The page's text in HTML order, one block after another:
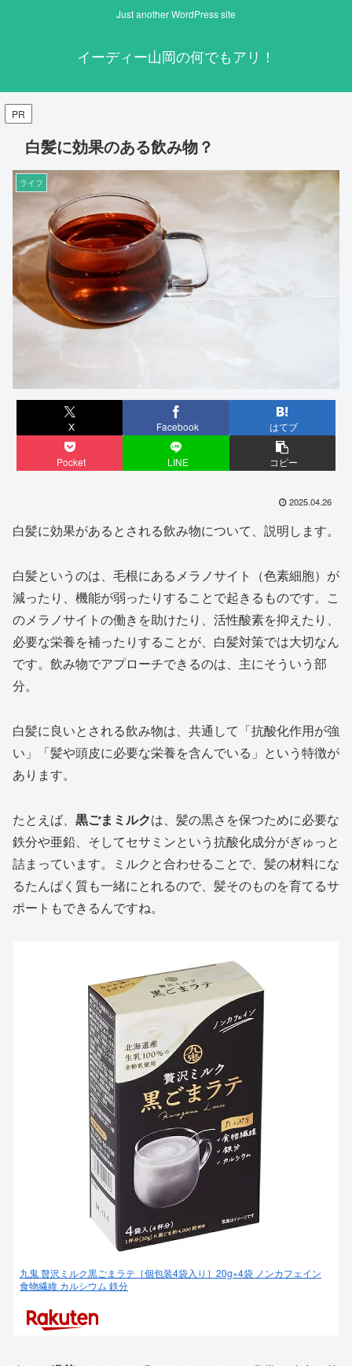
Just another WordPress site
イーディー山岡の何でもアリ！
PR
白髪に効果のある飲み物？
ライフ
X Facebook はてブ
Pocket LINE コピー
2025.04.26
白髪に効果があるとされる飲み物について、説明します。
白髪というのは、毛根にあるメラノサイト（色素細胞）が
減ったり、機能が弱ったりすることで起きるものです。こ
のメラノサイトの働きを助けたり、活性酸素を抑えたり、
必要な栄養を補ったりすることが、白髪対策では大切なん
です。飲み物でアプローチできるのは、主にそういう部
分。
白髪に良いとされる飲み物は、共通して「抗酸化作用が強
い」「髪や頭皮に必要な栄養を含んでいる」という特徴が
あります。
たとえば、 黒ごまミルクは、髪の黒さを保つために必要な
鉄分や亜鉛、そしてセサミンという抗酸化成分がぎゅっと
詰まっています。ミルクと合わせることで、髪の材料にな
るたんぱく質も一緒にとれるので、髪そのものを育てるサ
ポートもできるんですね。
九鬼 贅沢ミルク黒ごまラテ［個包装4袋入り］20g×4袋 ノンカフェイン
食物繊維 カルシウム 鉄分